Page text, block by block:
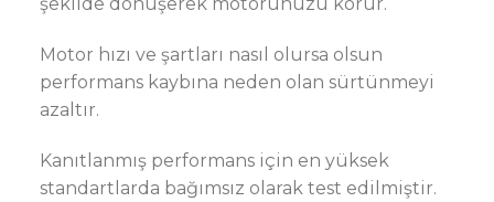
Motor hızı ve şartları nasıl olursa olsun
performans kaybına neden olan sürtünmeyi
azaltır.
Kanıtlanmış performans için en yüksek
standartlarda bağımsız olarak test edilmiştir.